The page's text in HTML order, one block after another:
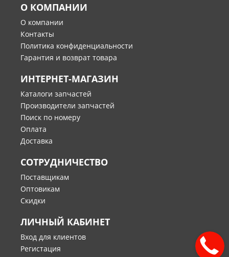
О КОМПАНИИ
О компании
Контакты
Политика конфиденциальности
Гарантия и возврат товара
ИНТЕРНЕТ-МАГАЗИН
Каталоги запчастей
Производители запчастей
Поиск по номеру
Оплата
Доставка
СОТРУДНИЧЕСТВО
Поставщикам
Оптовикам
Скидки
ЛИЧНЫЙ КАБИНЕТ
Вход для клиентов
Регистация